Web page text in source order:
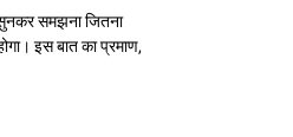
सुनकर समझना जितना
इस बात का प्रमाण,